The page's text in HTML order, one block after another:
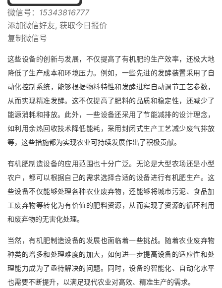
微信号： 15343816777
添加微信好友, 获取今日报价
复制微信号
这些设备的创新与发展，不仅提高了有机肥的生产效率，还极大地
降低了生产成本和环境压力。例如，一些先进的发酵装置采用了自
动化控制系统，能够根据物料特性和发酵进程自动调节工艺参数，
从而实现精准发酵。这不仅提高了肥料的品质和稳定性，还减少了
能源消耗和排放。此外，一些设备还采用了节能减排的设计理念，
如利用余热回收技术降低能耗，采用封闭式生产工艺减少废气排放
等，这些措施都为实现农业可持续发展作出了积极贡献。
有机肥制造设备的应用范围也十分广泛。无论是大型农场还是小型
农户，都可以根据自己的需求选择合适的设备进行有机肥生产。这
些设备不仅能够处理各种农业废弃物，还能够将城市污泥、食品加
工废弃物等转化为有价值的肥料资源，从而实现了资源的循环利用
和废弃物的无害化处理。
当然，有机肥制造设备的发展也面临着一些挑战。随着农业废弃物
种类的增多和处理难度的加大，如何进一步提高设备的适应性和处
理能力成为了亟待解决的问题。同时，设备的智能化、自动化水平
也需要不断提升，以满足现代农业对高效、精准生产的需求。